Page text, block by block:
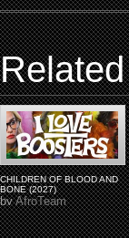
CHILDREN OF BLOOD AND
BONE (2027)
byAfroTeam